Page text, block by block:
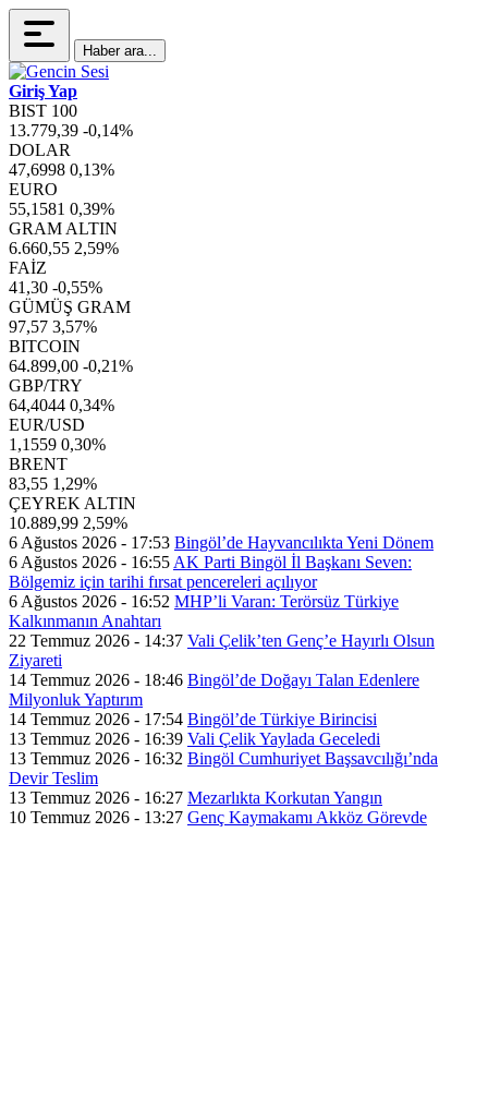
Haber ara...
Giriş Yap
BIST 100
13.779,39 -0,14%
DOLAR
47,6998 0,13%
EURO
55,1581 0,39%
GRAM ALTIN
6.660,55 2,59%
FAİZ
41,30 -0,55%
GÜMÜŞ GRAM
97,57 3,57%
BITCOIN
64.899,00 -0,21%
GBP/TRY
64,4044 0,34%
EUR/USD
1,1559 0,30%
BRENT
83,55 1,29%
ÇEYREK ALTIN
10.889,99 2,59%
6 Ağustos 2026 - 17:53 Bingöl’de Hayvancılıkta Yeni Dönem
6 Ağustos 2026 - 16:55 AK Parti Bingöl İl Başkanı Seven:
Bölgemiz için tarihi fırsat pencereleri açılıyor
6 Ağustos 2026 - 16:52 MHP’li Varan: Terörsüz Türkiye
Kalkınmanın Anahtarı
22 Temmuz 2026 - 14:37 Vali Çelik’ten Genç’e Hayırlı Olsun
Ziyareti
14 Temmuz 2026 - 18:46 Bingöl’de Doğayı Talan Edenlere
Milyonluk Yaptırım
14 Temmuz 2026 - 17:54 Bingöl’de Türkiye Birincisi
13 Temmuz 2026 - 16:39 Vali Çelik Yaylada Geceledi
13 Temmuz 2026 - 16:32 Bingöl Cumhuriyet Başsavcılığı’nda
Devir Teslim
13 Temmuz 2026 - 16:27 Mezarlıkta Korkutan Yangın
10 Temmuz 2026 - 13:27 Genç Kaymakamı Akköz Görevde